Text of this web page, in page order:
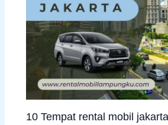
10 Tempat rental mobil jakarta